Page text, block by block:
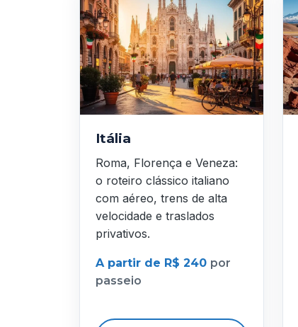
Itália
Roma, Florença e Veneza:
o roteiro clássico italiano
com aéreo, trens de alta
velocidade e traslados
privativos.
A partir de R$ 240 por
passeio